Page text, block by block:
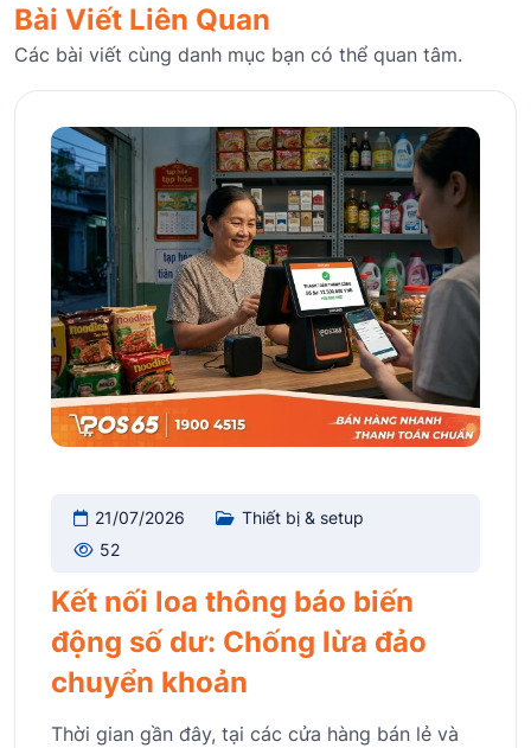
Bài Viết Liên Quan
Các bài viết cùng danh mục bạn có thể quan tâm.
21/07/2026
Thiết bị & setup
52
Kết nối loa thông báo biến
động số dư: Chống lừa đảo
chuyển khoản
Thời gian gần đây, tại các cửa hàng bán lẻ và